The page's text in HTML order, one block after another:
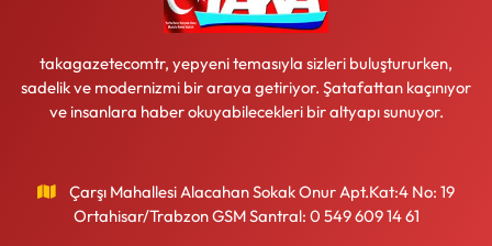
takagazetecomtr, yepyeni temasıyla sizleri buluştururken,
sadelik ve modernizmi bir araya getiriyor. Şatafattan kaçınıyor
ve insanlara haber okuyabilecekleri bir altyapı sunuyor.
Çarşı Mahallesi Alacahan Sokak Onur Apt.Kat:4 No: 19
Ortahisar/Trabzon GSM Santral: 0 549 609 14 61